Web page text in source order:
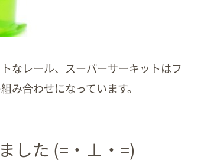
なレール、スーパーサーキットはフ
み合わせになっています。
した (=・⊥・=)